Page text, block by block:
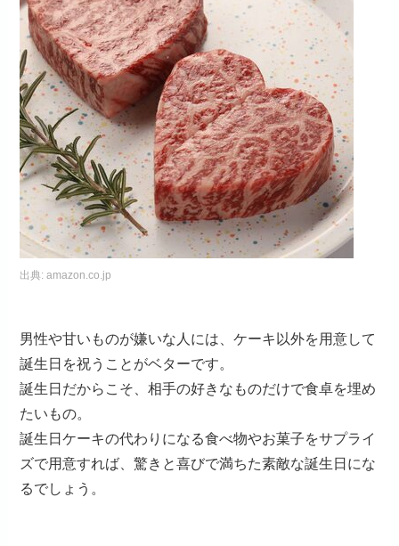
出典:amazon.co.jp
男性や甘いものが嫌いな人には、ケーキ以外を用意して
誕生日を祝うことがベターです。
誕生日だからこそ、相手の好きなものだけで食卓を埋め
たいもの。
誕生日ケーキの代わりになる食べ物やお菓子をサプライ
ズで用意すれば、驚きと喜びで満ちた素敵な誕生日にな
るでしょう。